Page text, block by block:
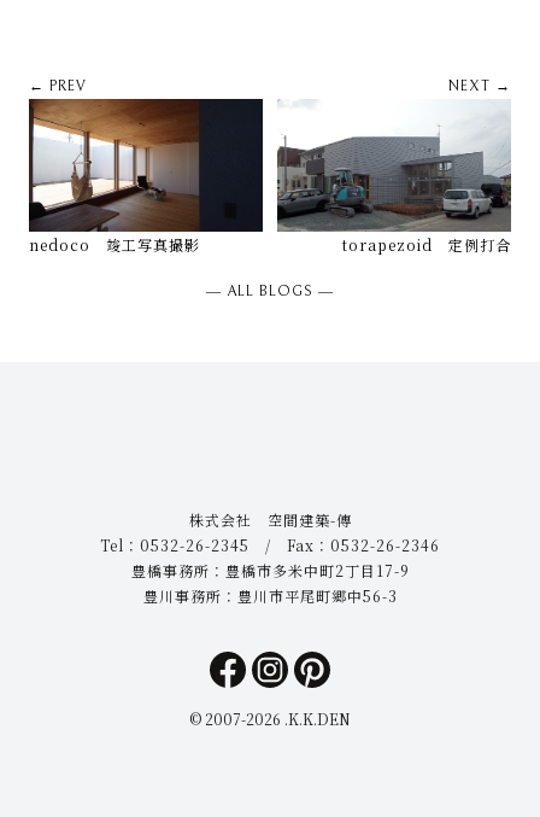
← PREV
nedoco 竣工写真撮影
NEXT →
torapezoid 定例打合
― ALL BLOGS ―
株式会社 空間建築-傳
Tel：0532-26-2345 / Fax：0532-26-2346
豊橋事務所：豊橋市多米中町2丁目17-9
豊川事務所：豊川市平尾町郷中56-3
© 2007-2026 .K.K.DEN